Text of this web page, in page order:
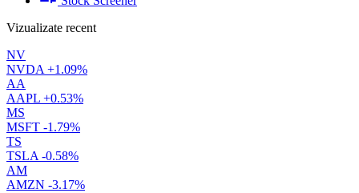
Vizualizate recent
NV
NVDA +1.09%
AA
AAPL +0.53%
MS
MSFT -1.79%
TS
TSLA -0.58%
AM
AMZN -3.17%